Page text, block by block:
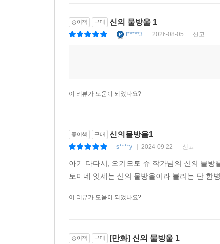
종이책 구매 신의 물방울 1
f*****3 2026-08-05 신고
이 리뷰가 도움이 되었나요?
종이책 구매 신의물방울1
s****y 2024-09-22 신고
아기 타다시, 오키모토 슈 작가님의 신의 물
토미네 잇세는 신의 물방울이라 불리는 단 한
이 리뷰가 도움이 되었나요?
종이책 구매 [만화] 신의 물방울 1